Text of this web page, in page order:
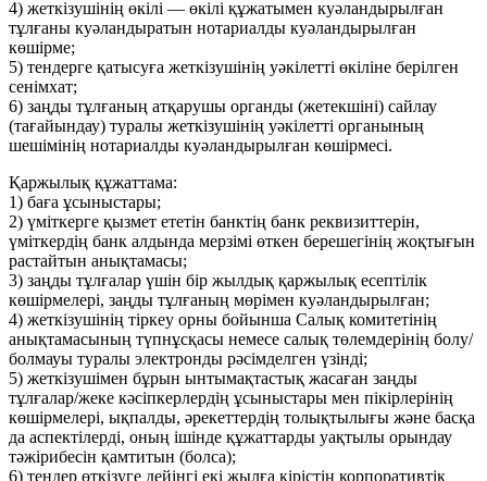
4) жеткізушінің өкілі — өкілі құжатымен куәландырылған
тұлғаны куәландыратын нотариалды куәландырылған
көшірме;
5) тендерге қатысуға жеткізушінің уәкілетті өкіліне берілген
сенімхат;
6) заңды тұлғаның атқарушы органды (жетекшіні) сайлау
(тағайындау) туралы жеткізушінің уәкілетті органының
шешімінің нотариалды куәландырылған көшірмесі.
Қаржылық құжаттама:
1) баға ұсыныстары;
2) үміткерге қызмет ететін банктің банк реквизиттерін,
үміткердің банк алдында мерзімі өткен берешегінің жоқтығын
растайтын анықтамасы;
3) заңды тұлғалар үшін бір жылдық қаржылық есептілік
көшірмелері, заңды тұлғаның мөрімен куәландырылған;
4) жеткізушінің тіркеу орны бойынша Салық комитетінің
анықтамасының түпнұсқасы немесе салық төлемдерінің болу/
болмауы туралы электронды рәсімделген үзінді;
5) жеткізушімен бұрын ынтымақтастық жасаған заңды
тұлғалар/жеке кәсіпкерлердің ұсыныстары мен пікірлерінің
көшірмелері, ықпалды, әрекеттердің толықтылығы және басқа
да аспектілерді, оның ішінде құжаттарды уақтылы орындау
тәжірибесін қамтитын (болса);
6) тендер өткізуге дейінгі екі жылға кірістің корпоративтік